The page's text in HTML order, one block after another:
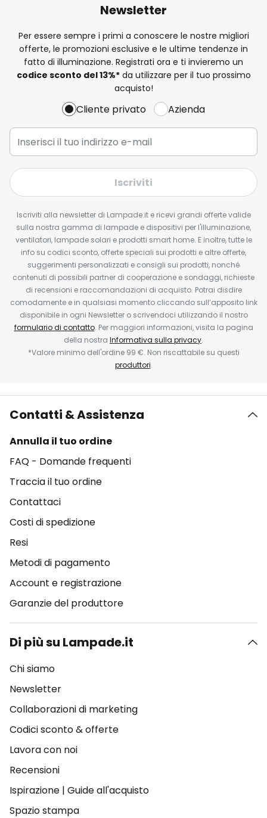
Newsletter
Per essere sempre i primi a conoscere le nostre migliori
offerte, le promozioni esclusive e le ultime tendenze in
fatto di illuminazione. Registrati ora e ti invieremo un
codice sconto del13%*da utilizzare per il tuo prossimo
acquisto!
Cliente privato Azienda
Iscriviti
Iscriviti alla newsletter di Lampade.it e ricevi grandi offerte valide
sulla nostra gamma di lampade e dispositivi per l'illuminazione,
ventilatori, lampade solari e prodotti smart home. E inoltre, tutte le
info su codici sconto, offerte speciali sui prodotti e altre offerte,
suggerimenti personalizzati e consigli sui prodotti, nonché
contenuti di possibili partner di cooperazione e sondaggi, richieste
di recensioni e raccomandazioni di acquisto. Potrai disdire
comodamente e in qualsiasi momento cliccando sull’apposito link
disponibile in ogni Newsletter o scrivendoci utilizzando il nostro
formulario di contatto. Per maggiori informazioni, visita la pagina
della nostra Informativa sulla privacy.
*Valore minimo dell'ordine 99 €. Non riscattabile su questi
produttori.
Contatti & Assistenza
Annulla il tuo ordine
FAQ - Domande frequenti
Traccia il tuo ordine
Contattaci
Costi di spedizione
Resi
Metodi di pagamento
Account e registrazione
Garanzie del produttore
Di più su Lampade.it
Chi siamo
Newsletter
Collaborazioni di marketing
Codici sconto & offerte
Lavora con noi
Recensioni
Ispirazione | Guide all'acquisto
Spazio stampa